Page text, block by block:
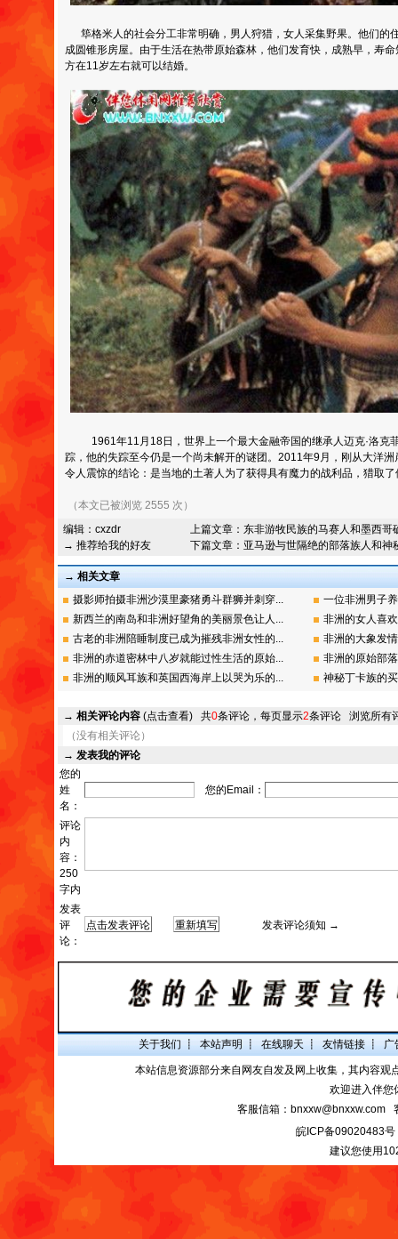
筚格米人的社会分工非常明确，男人狩猎，女人采集野果。他们的
成圆锥形房屋。由于生活在热带原始森林，他们发育快，成熟早，寿
方在11岁左右就可以结婚。
1961年11月18日，世界上一个最大金融帝国的继承人迈克·洛克
踪，他的失踪至今仍是一个尚未解开的谜团。2011年9月，刚从大洋
令人震惊的结论：是当地的土著人为了获得具有魔力的战利品，猎取
（本文已被浏览 2555 次）
编辑： cxzdr
→ 推荐给我的好友
上篇文章： 东非游牧民族的马赛人和墨西哥
下篇文章： 亚马逊与世隔绝的部落族人和神
→ 相关文章
摄影师拍摄非洲沙漠里豪猪勇斗群狮并刺穿...
一位非洲男子
新西兰的南岛和非洲好望角的美丽景色让人...
非洲的女人喜
古老的非洲陪睡制度已成为摧残非洲女性的...
非洲的大象发
非洲的赤道密林中八岁就能过性生活的原始...
非洲的原始部
非洲的顺风耳族和英国西海岸上以哭为乐的...
神秘丁卡族的
→ 相关评论内容 (点击查看) 共0条评论，每页显示2条评论 浏览所有
（没有相关评论）
→ 发表我的评论
您的
姓
名：
您的Email：
评论
内
容：
250
字内
发表
评
论：
发表评论须知 →
关于我们 ┋ 本站声明 ┋ 在线聊天 ┋ 友情链接 ┋ 广
本站信息资源部分来自网友自发及网上收集，其内容
欢迎进入伴您
客服信箱：bnxxw@bnxxw.com
皖ICP备09020483号
建议您使用